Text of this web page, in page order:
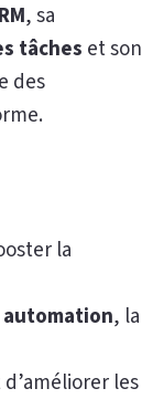
, sa
tâches et son
des
la
, la
les